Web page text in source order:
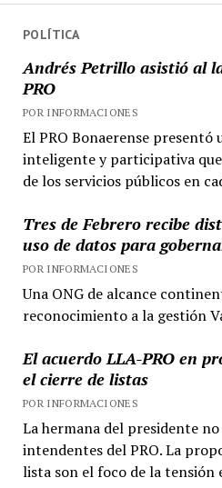
POLÍTICA
Andrés Petrillo asistió al
PRO
POR INFORMACIONES
El PRO Bonaerense
inteligente y participativa
de los servicios públicos en
Tres de Febrero recibe
uso de datos para
POR INFORMACIONES
Una ONG de alcance
reconocimiento a la gestión
El acuerdo LLA-PRO en
el cierre de listas
POR INFORMACIONES
La hermana del presidente
intendentes del PRO. La
lista son el foco de la tensión